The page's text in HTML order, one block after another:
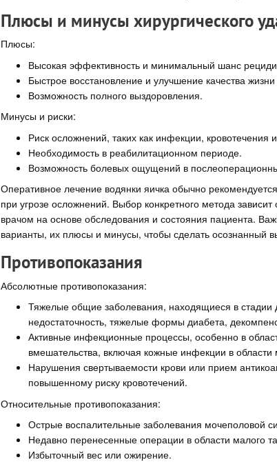
Плюсы и минусы хирургического
Плюсы:
Высокая эффективность и минимальный шанс
Быстрое восстановление и улучшение качества
Возможность полного выздоровления.
Минусы и риски:
Риск осложнений, таких как инфекции,
Необходимость в реабилитационном периоде.
Возможность болевых ощущений в
Оперативное лечение водянки яичка обычно
при угрозе осложнений. Выбор конкретного метода
врачом на основе обследования и состояния пациента.
варианты, их плюсы и минусы, чтобы сделать осознанный
Противопоказания
Абсолютные противопоказания:
Тяжелые общие заболевания, находящиеся в стадии
недостаточность, тяжелые формы диабета,
Активные инфекционные процессы, особенно в
вмешательства, включая кожные инфекции в
Нарушения свертываемости крови или прием
повышенному риску кровотечений.
Относительные противопоказания:
Острые воспалительные заболевания мочеполовой
Недавно перенесенные операции в области малого
Избыточный вес или ожирение.